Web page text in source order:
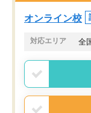
オンライン校
対応エリア 全